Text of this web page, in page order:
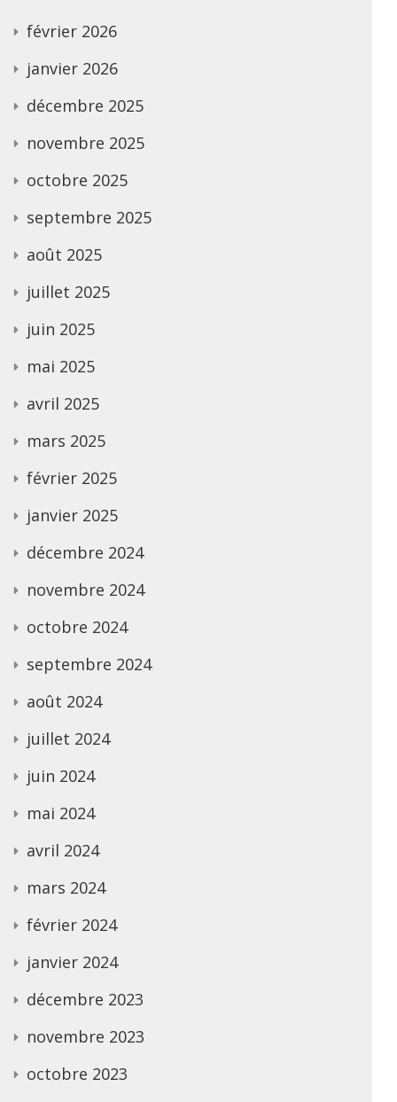
février 2026
janvier 2026
décembre 2025
novembre 2025
octobre 2025
septembre 2025
août 2025
juillet 2025
juin 2025
mai 2025
avril 2025
mars 2025
février 2025
janvier 2025
décembre 2024
novembre 2024
octobre 2024
septembre 2024
août 2024
juillet 2024
juin 2024
mai 2024
avril 2024
mars 2024
février 2024
janvier 2024
décembre 2023
novembre 2023
octobre 2023